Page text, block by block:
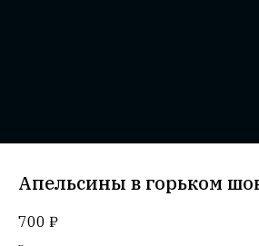
Апельсины в горьком
700 ₽